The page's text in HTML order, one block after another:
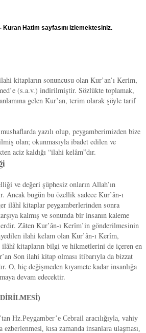
- Kuran Hatim sayfasını izlemektesiniz.
kitapların sonuncusu olan Kur’an’ı Kerim,
(s.a.v.) indirilmiştir. Sözlükte toplamak,
gelen Kur’an, terim olarak şöyle tarif
yazılı olup, peygamberimizden bize
olan; okunmasıyla ibadet edilen ve
aciz kaldığı “ilahi kelâm”dır.
ve değeri şüphesiz onların Allah’ın
Ancak bugün bu özellik sadece Kur’ân-ı
ilâhî kitaplar peygamberlerinden sonra
kalmış ve sonunda bir insanın kaleme
Zâten Kur’ân-ı Kerîm’in gönderilmesinin
ilahi kelam olan Kur’ân-ı Kerîm,
kitapların bilgi ve hikmetlerini de içeren en
Son ilahi kitap olması itibarıyla da bizzat
O, hiç değişmeden kıyamete kadar insanlığa
devam edecektir.
Hz.Peygamber’e Cebrail aracılığıyla, vahiy
kısa zamanda insanlara ulaşması,